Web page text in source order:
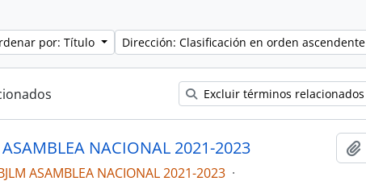
por: Título Dirección: Clasificación en orden ascendente
Excluir términos relacionados
ASAMBLEA NACIONAL 2021-2023
ASAMBLEA NACIONAL 2021-2023 ·